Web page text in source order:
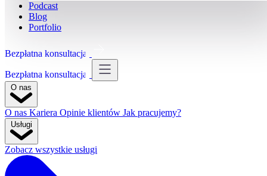
Podcast
Blog
Portfolio
Bezpłatna konsultacja
Bezpłatna konsultacja
O nas Kariera Opinie klientów Jak pracujemy?
Zobacz wszystkie usługi